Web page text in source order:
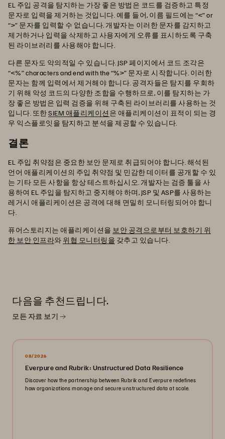
EL 주입 공격을 탐지하는 가장 좋은 방법은 코드를 검증하고 특정
문자로 입력을 제거하는 것입니다. 예를 들어, 이름 필드에는 “<” or
“>” 문자를 입력할 수 없습니다. 개발자는 이러한 문자를 감지하고
제거하거나 입력을 삭제하고 사용자에게 오류를 표시하도록 구축
된 라이브러리를 사용해야 합니다.
다른 문자도 악의적일 수 있습니다. JSP 페이지에서 코드 조각은
“<%” characters and end with the “%>” 문자로 시작합니다. 이러한
문자는 함께 입력에서 제거해야 합니다. 공격자들은 탐지를 우회하
기 위해 악성 코드의 다양한 조합을 수행하므로, 이를 탐지하는 가
장 좋은 방법은 입력 검증을 위해 구축된 라이브러리를 사용하는 것
입니다. 또한SIEM 애플리케이션 은 애플리케이션이 표적이 되는 경
우 익스플로잇을 탐지하고 분석을 제공할 수 있습니다.
결론
EL 주입 취약점은 중요한 보안 문제로 취급되어야 합니다. 해석된
언어 애플리케이션의 주입 취약점 및 민감한 데이터를 공개할 수 있
는 기타 모든 사항을 항상 테스트하십시오. 개발자는 검증 툴을 사
용하여 EL 주입을 탐지하고 중지해야 하며, JSP 및 ASP를 사용하는
레거시 애플리케이션은 공격에 대해 면밀히 모니터링되어야 합니
다.
퓨어스토리지는 애플리케이션을 보안 공격으로부터 보호하기 위
한 보안 인프라와 위협 모니터링을 갖추고 있습니다.
다음을 추천드립니다.
모든 자료 보기
08/2026
Everpure and Rubrik: Unstructured Data Resilience
Discover how the partnership between Rubrik and Everpure redefines
how organizations manage and secure unstructured data at scale.